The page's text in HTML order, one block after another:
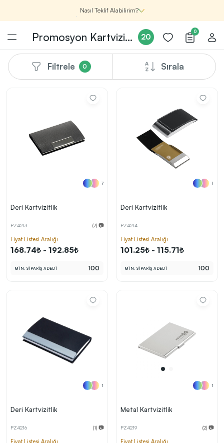
Nasıl Teklif Alabilirim?
Promosyon Ürünlerini Bul!
üretici firma garantisi ile Promozone’da
keşfedebilirsin.
Renk, Baskı ve Adet
Promosyon ürününü özelleştirmek için renk, baskı
kolayca belirleyebilirsin.
sadece sitemiz üzerinden teklif almanı bekliyor.
Promosyon Kartvizitlik Modelleri 20
0
Filtrele 0 Sırala
7
Deri Kartvizitlik
PZ4213 (7) 📷
Fiyat Listesi Aralığı
168.74₺ - 192.85₺
MİN. SİPARİŞ ADEDİ 100
1
Deri Kartvizitlik
PZ4214
Fiyat Listesi Aralığı
101.25₺ - 115.71₺
MİN. SİPARİŞ ADEDİ 100
1
Deri Kartvizitlik
PZ4216 (1) 📷
Fiyat Listesi Aralığı
1
Metal Kartvizitlik
PZ4219 (2) 📷
Fiyat Listesi Aralığı